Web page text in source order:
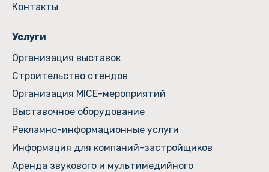
Контакты
Услуги
Организация выставок
Строительство стендов
Организация MICE-мероприятий
Выставочное оборудование
Рекламно-информационные услуги
Информация для компаний-застройщиков
Аренда звукового и мультимедийного